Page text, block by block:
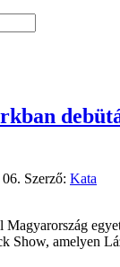
Szerző: Kata
Magyarország
Show, amelyen